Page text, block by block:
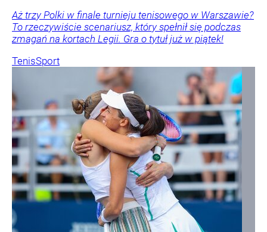
Aż trzy Polki w finale turnieju tenisowego w Warszawie?
To rzeczywiście scenariusz, który spełnił się podczas
zmagań na kortach Legii. Gra o tytuł już w piątek!
TenisSport